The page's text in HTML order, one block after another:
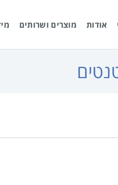
אודות מוצרים ושרותים